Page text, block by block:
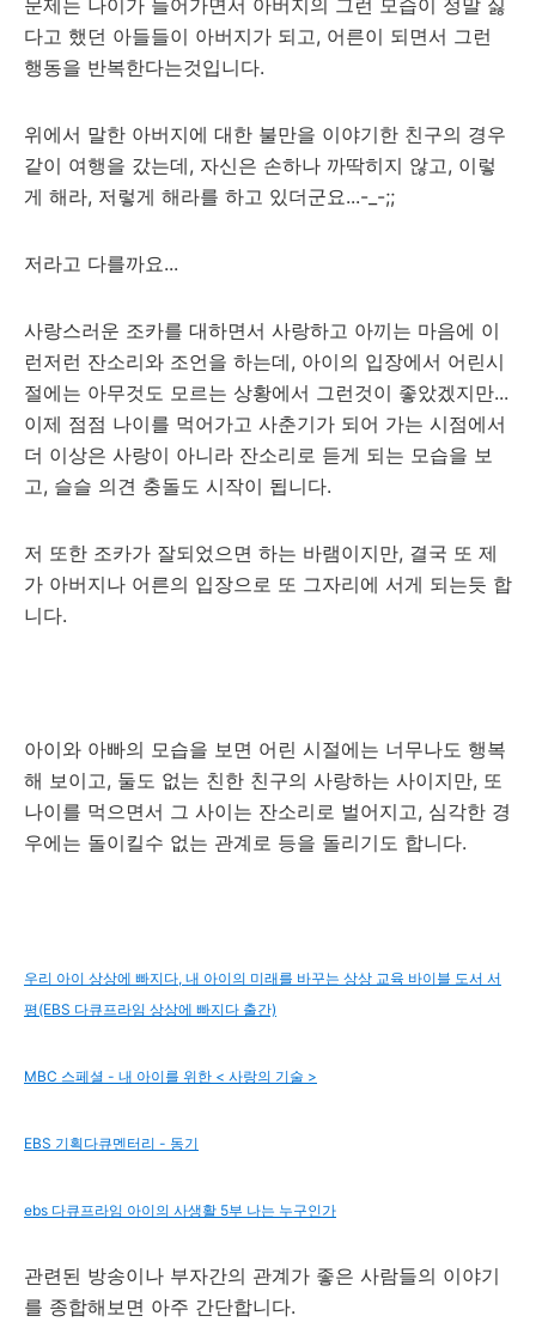
문제는 나이가 들어가면서 아버지의 그런 모습이 정말 싫
다고 했던 아들들이 아버지가 되고, 어른이 되면서 그런
행동을 반복한다는것입니다.
위에서 말한 아버지에 대한 불만을 이야기한 친구의 경우
같이 여행을 갔는데, 자신은 손하나 까딱히지 않고, 이렇
게 해라, 저렇게 해라를 하고 있더군요...-_-;;
저라고 다를까요...
사랑스러운 조카를 대하면서 사랑하고 아끼는 마음에 이
런저런 잔소리와 조언을 하는데, 아이의 입장에서 어린시
절에는 아무것도 모르는 상황에서 그런것이 좋았겠지만...
이제 점점 나이를 먹어가고 사춘기가 되어 가는 시점에서
더 이상은 사랑이 아니라 잔소리로 듣게 되는 모습을 보
고, 슬슬 의견 충돌도 시작이 됩니다.
저 또한 조카가 잘되었으면 하는 바램이지만, 결국 또 제
가 아버지나 어른의 입장으로 또 그자리에 서게 되는듯 합
니다.
아이와 아빠의 모습을 보면 어린 시절에는 너무나도 행복
해 보이고, 둘도 없는 친한 친구의 사랑하는 사이지만, 또
나이를 먹으면서 그 사이는 잔소리로 벌어지고, 심각한 경
우에는 돌이킬수 없는 관계로 등을 돌리기도 합니다.
우리 아이 상상에 빠지다, 내 아이의 미래를 바꾸는 상상 교육 바이블 도서 서
평(EBS 다큐프라임 상상에 빠지다 출간)
MBC 스페셜 - 내 아이를 위한 < 사랑의 기술 >
EBS 기획다큐멘터리 - 동기
ebs 다큐프라임 아이의 사생활 5부 나는 누구인가
관련된 방송이나 부자간의 관계가 좋은 사람들의 이야기
를 종합해보면 아주 간단합니다.